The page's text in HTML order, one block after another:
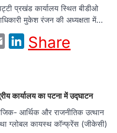
प्रखंड कार्यालय स्थित बीडीओ
मुकेश रंजन की अध्यक्षता में…
EmailLinkedIn
Share
कार्यालय का पटना में उद्घाटन
आर्थिक और राजनीतिक उत्थान
ग्लोबल कायस्थ कॉन्फ्रेंस (जीकेसी)